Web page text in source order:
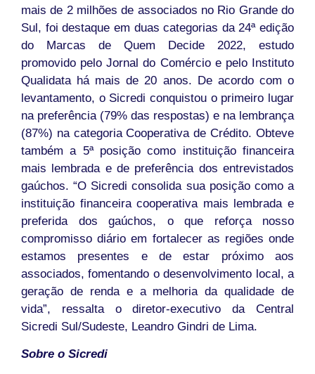
mais de 2 milhões de associados no Rio Grande do
Sul, foi destaque em duas categorias da 24ª edição
do Marcas de Quem Decide 2022, estudo
promovido pelo Jornal do Comércio e pelo Instituto
Qualidata há mais de 20 anos. De acordo com o
levantamento, o Sicredi conquistou o primeiro lugar
na preferência (79% das respostas) e na lembrança
(87%) na categoria Cooperativa de Crédito. Obteve
também a 5ª posição como instituição financeira
mais lembrada e de preferência dos entrevistados
gaúchos. “O Sicredi consolida sua posição como a
instituição financeira cooperativa mais lembrada e
preferida dos gaúchos, o que reforça nosso
compromisso diário em fortalecer as regiões onde
estamos presentes e de estar próximo aos
associados, fomentando o desenvolvimento local, a
geração de renda e a melhoria da qualidade de
vida”, ressalta o diretor-executivo da Central
Sicredi Sul/Sudeste, Leandro Gindri de Lima.
Sobre o Sicredi